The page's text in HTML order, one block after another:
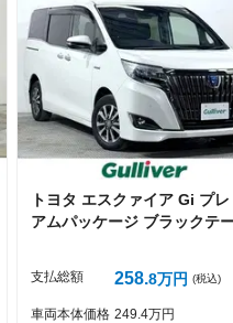
0 文字/140文字
トヨタ エスクァイア Gi プレ
アムパッケージ ブラックテ
支払総額 258 8万円 (税込)
車両本体価格 249 4万円